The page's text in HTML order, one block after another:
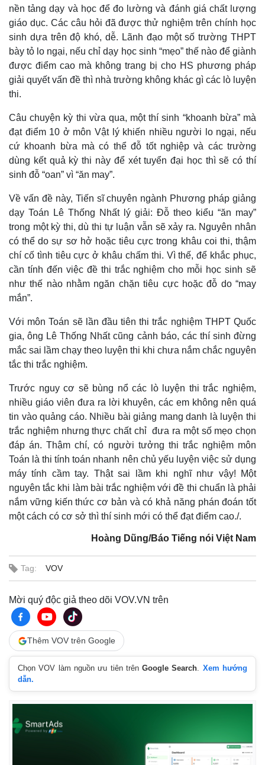
Kinh tế
Bất động sản
Khởi nghiệp
Thị trường
Giá vàng
Tiêu dùng
Tỷ giá
Chứng khoán
Giá cà phê
nền tảng dạy và học để đo lường và đánh giá chất lượng
giáo dục. Các câu hỏi đã được thử nghiệm trên chính học
sinh dựa trên độ khó, dễ. Lãnh đạo một số trường THPT
bày tỏ lo ngại, nếu chỉ dạy học sinh “mẹo” thế nào để giành
được điểm cao mà không trang bị cho HS phương pháp
giải quyết vấn đề thì nhà trường không khác gì các lò luyện
thi.
Câu chuyện kỳ thi vừa qua, một thí sinh “khoanh bừa” mà
đạt điểm 10 ở môn Vật lý khiến nhiều người lo ngại, nếu
cứ khoanh bừa mà có thể đỗ tốt nghiệp và các trường
dùng kết quả kỳ thi này để xét tuyển đại học thì sẽ có thí
sinh đỗ “oan” vì “ăn may”.
Về vấn đề này, Tiến sĩ chuyên ngành Phương pháp giảng
dạy Toán Lê Thống Nhất lý giải: Đỗ theo kiểu “ăn may”
trong một kỳ thi, dù thi tự luận vẫn sẽ xảy ra. Nguyên nhân
có thể do sự sơ hở hoặc tiêu cực trong khâu coi thi, thậm
chí cố tình tiêu cực ở khâu chấm thi. Vì thế, để khắc phục,
cần tính đến việc đề thi trắc nghiệm cho mỗi học sinh sẽ
như thế nào nhằm ngăn chặn tiêu cực hoặc đỗ do “may
mắn”.
Với môn Toán sẽ lần đầu tiên thi trắc nghiệm THPT Quốc
gia, ông Lê Thống Nhất cũng cảnh báo, các thí sinh đừng
mắc sai lầm chạy theo luyện thi khi chưa nắm chắc nguyên
tắc thi trắc nghiệm.
Trước nguy cơ sẽ bùng nổ các lò luyện thi trắc nghiệm,
nhiều giáo viên đưa ra lời khuyên, các em không nên quá
tin vào quảng cáo. Nhiều bài giảng mang danh là luyện thi
trắc nghiệm nhưng thực chất chỉ đưa ra một số mẹo chọn
đáp án. Thậm chí, có người tưởng thi trắc nghiệm môn
Toán là thi tính toán nhanh nên chủ yếu luyện việc sử dụng
máy tính cầm tay. Thật sai lầm khi nghĩ như vậy! Một
nguyên tắc khi làm bài trắc nghiệm với đề thi chuẩn là phải
nắm vững kiến thức cơ bản và có khả năng phán đoán tốt
một cách có cơ sở thì thí sinh mới có thể đạt điểm cao./.
Hoàng Dũng/Báo Tiếng nói Việt Nam
Tag: VOV
Mời quý độc giả theo dõi VOV.VN trên
Thêm VOV trên Google
Chọn VOV làm nguồn ưu tiên trênGoogle Search. Xem hướng
dẫn.